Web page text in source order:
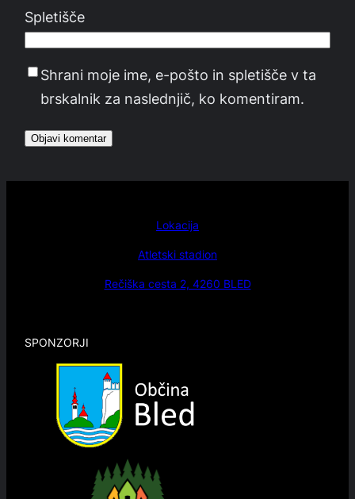
Spletišče
Shrani moje ime, e-pošto in spletišče v ta
brskalnik za naslednjič, ko komentiram.
Lokacija
Atletski stadion
Rečiška cesta 2, 4260 BLED
SPONZORJI